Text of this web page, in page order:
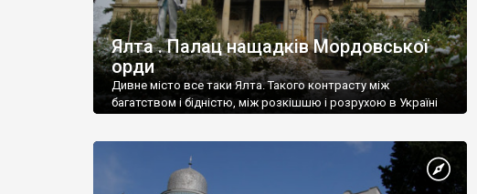
Ялта . Палац нащадків Мордовської
орди
Дивне місто все таки Ялта. Такого контрасту між
багатством і бідністю, між розкішшю і розрухою в Україні